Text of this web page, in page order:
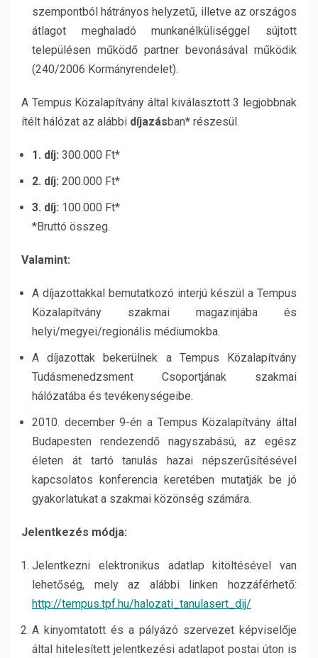
szempontból hátrányos helyzetű, illetve az országos
átlagot meghaladó munkanélküliséggel sújtott
településen működő partner bevonásával működik
(240/2006 Kormányrendelet).
A Tempus Közalapítvány által kiválasztott 3 legjobbnak
ítélt hálózat az alábbi díjazásban* részesül.
1. díj: 300.000 Ft*
2. díj: 200.000 Ft*
3. díj: 100.000 Ft*
*Bruttó összeg.
Valamint:
A díjazottakkal bemutatkozó interjú készül a Tempus
Közalapítvány szakmai magazinjába és
helyi/megyei/regionális médiumokba.
A díjazottak bekerülnek a Tempus Közalapítvány
Tudásmenedzsment Csoportjának szakmai
hálózatába és tevékenységeibe.
2010. december 9-én a Tempus Közalapítvány által
Budapesten rendezendő nagyszabású, az egész
életen át tartó tanulás hazai népszerűsítésével
kapcsolatos konferencia keretében mutatják be jó
gyakorlatukat a szakmai közönség számára.
Jelentkezés módja:
Jelentkezni elektronikus adatlap kitöltésével van
lehetőség, mely az alábbi linken hozzáférhető:
http://tempus.tpf.hu/halozati_tanulasert_dij/
A kinyomtatott és a pályázó szervezet képviselője
által hitelesített jelentkezési adatlapot postai úton is